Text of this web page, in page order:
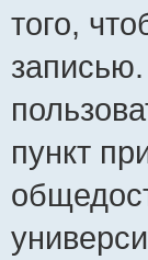
того,
пункт